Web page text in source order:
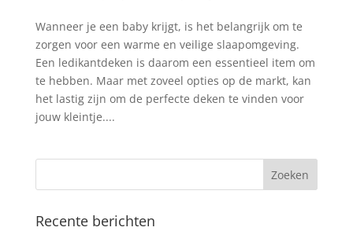
Wanneer je een baby krijgt, is het belangrijk om te
zorgen voor een warme en veilige slaapomgeving.
Een ledikantdeken is daarom een essentieel item om
te hebben. Maar met zoveel opties op de markt, kan
het lastig zijn om de perfecte deken te vinden voor
jouw kleintje....
Recente berichten